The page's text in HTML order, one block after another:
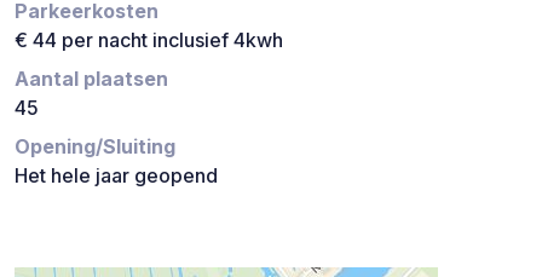
Parkeerkosten
€ 44 per nacht inclusief 4kwh
Aantal plaatsen
45
Opening/Sluiting
Het hele jaar geopend